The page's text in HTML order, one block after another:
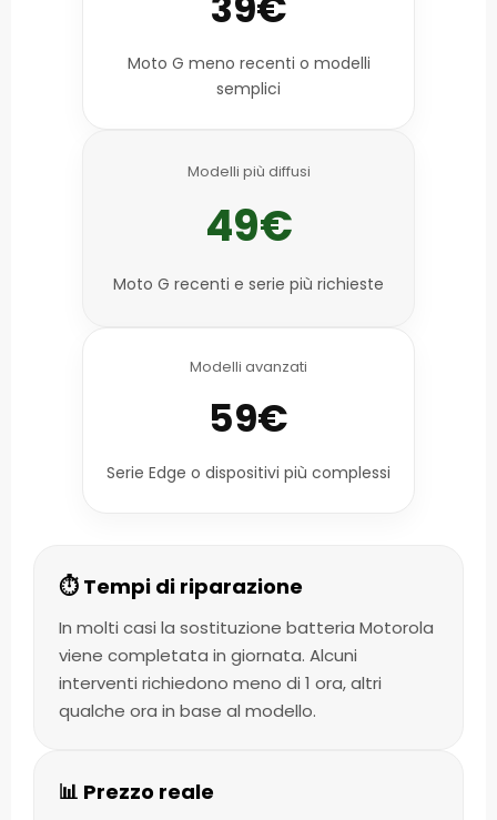
Moto G meno recenti o modelli
semplici
Modelli più diffusi
49€
Moto G recenti e serie più richieste
Modelli avanzati
59€
Serie Edge o dispositivi più complessi
⏱️ Tempi di riparazione
In molti casi la sostituzione batteria Motorola
viene completata in giornata. Alcuni
interventi richiedono meno di 1 ora, altri
qualche ora in base al modello.
📊 Prezzo reale